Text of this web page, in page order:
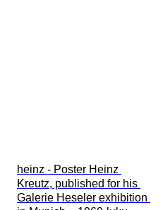
heinz - Poster Heinz
Kreutz, published for his
Galerie Heseler exhibition